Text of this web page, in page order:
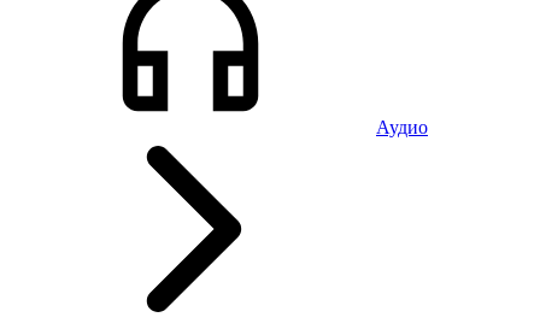
Аудио